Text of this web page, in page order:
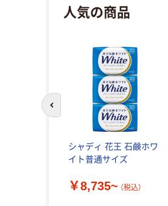
人気の商品
シャディ 花王 石鹸ホワ
イト普通サイズ
￥8,735~ （税込）
前のスライドへ